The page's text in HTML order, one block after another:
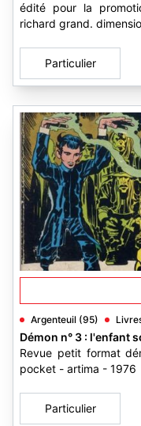
édité pour la
richard grand.
Particulier
Argenteuil (95)
Démon n° 3 : l'enfant
Revue petit format
pocket - artima - 1976
Particulier